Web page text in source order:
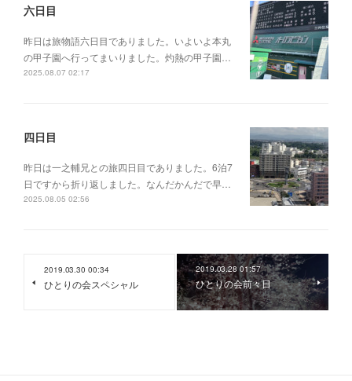
六日目
昨日は旅物語六日目でありました。いよいよ本丸
の甲子園へ行ってまいりました。灼熱の甲子園…
2025.08.07 02:17
四日目
昨日は一之輔兄との旅四日目でありました。6泊7
日ですから折り返しました。なんだかんだで早…
2025.08.05 02:56
2019.03.30 00:34
ひとりの会スペシャル
2019.03.28 01:57
ひとりの会前々日